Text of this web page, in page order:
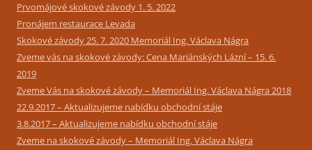
Prvomájové skokové závody 1. 5. 2022
Pronájem restaurace Levada
Skokové závody 25. 7. 2020 Memoriál Ing. Václava Nágra
Zveme vás na skokové závody: Cena Mariánských Lázní – 15. 6.
2019
Zveme Vás na skokové závody – Memoriál Ing. Václava Nágra 2018
22.9.2017 – Aktualizujeme nabídku obchodní stáje
3.8.2017 – Aktualizujeme nabídku obchodní stáje
Zveme na skokové závody – Memoriál Ing. Václava Nágra